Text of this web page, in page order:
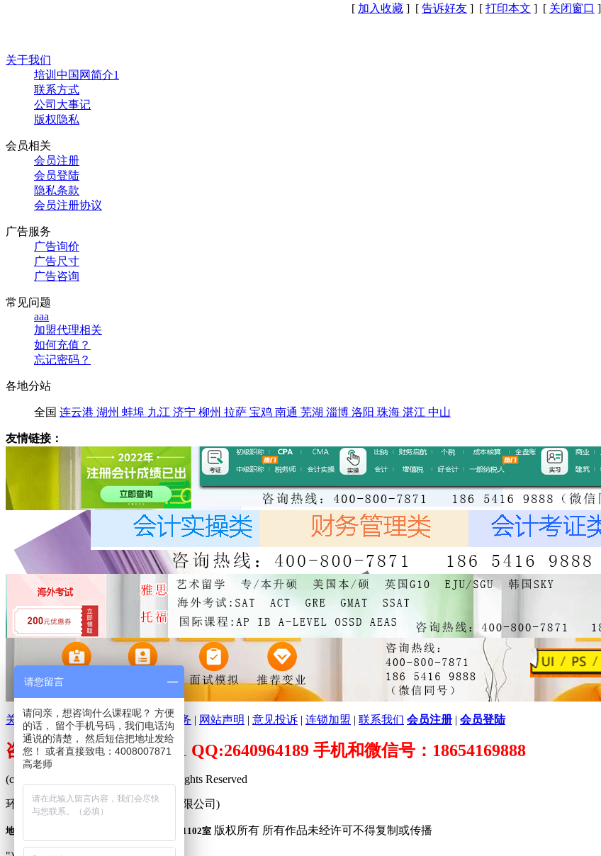
[ 加入收藏 ] [ 告诉好友 ] [ 打印本文 ] [ 关闭窗口 ]
关于我们
培训中国网简介1
联系方式
公司大事记
版权隐私
会员相关
会员注册
会员登陆
隐私条款
会员注册协议
广告服务
广告询价
广告尺寸
广告咨询
常见问题
aaa
加盟代理相关
如何充值？
忘记密码？
各地分站
全国 连云港 湖州 蚌埠 九江 济宁 柳州 拉萨 宝鸡 南通 芜湖 淄博 洛阳 珠海 湛江 中山
友情链接：
关于环球培训网|分支机构|广告服务 | 网站声明 | 意见投诉 | 连锁加盟 | 联系我们 会员注册 | 会员登陆
咨询电话：400-800-7871 QQ:2640964189 手机和微信号：18654169888
(c)2009-2026 www.peixuncn.net All Rights Reserved
环球培训网™ (合肥寰品信息科技有限公司)
地址：合肥市庐阳区固镇路3388号旭辉中心1102室 版权所有 所有作品未经许可不得复制或传播
请您留言
请问亲，想咨询什么课程呢？ 方便
的话， 留个手机号码，我们电话沟
通说的清楚， 然后短信把地址发给
您！ 或者直接致电：4008007871
高老师